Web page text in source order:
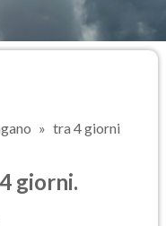
tra 4 giorni
giorni.